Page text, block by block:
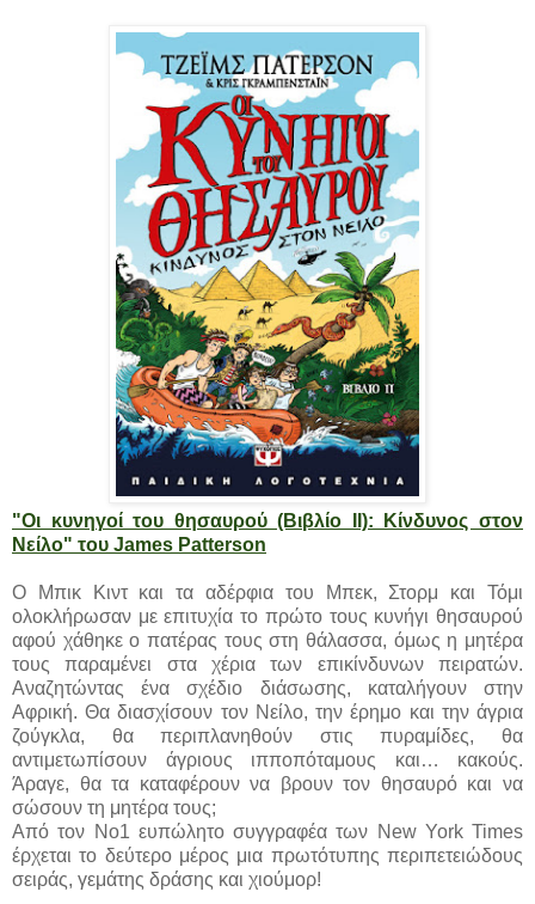
"Οι κυνηγοί του θησαυρού (Βιβλίο II): Κίνδυνος στον
Νείλο" του James Patterson
Ο Μπικ Κιντ και τα αδέρφια του Μπεκ, Στορμ και Τόμι
ολοκλήρωσαν με επιτυχία το πρώτο τους κυνήγι θησαυρού
αφού χάθηκε ο πατέρας τους στη θάλασσα, όμως η μητέρα
τους παραμένει στα χέρια των επικίνδυνων πειρατών.
Αναζητώντας ένα σχέδιο διάσωσης, καταλήγουν στην
Αφρική. Θα διασχίσουν τον Νείλο, την έρημο και την άγρια
ζούγκλα, θα περιπλανηθούν στις πυραμίδες, θα
αντιμετωπίσουν άγριους ιπποπόταμους και… κακούς.
Άραγε, θα τα καταφέρουν να βρουν τον θησαυρό και να
σώσουν τη μητέρα τους;
Από τον Νο1 ευπώλητο συγγραφέα των New York Times
έρχεται το δεύτερο μέρος μια πρωτότυπης περιπετειώδους
σειράς, γεμάτης δράσης και χιούμορ!